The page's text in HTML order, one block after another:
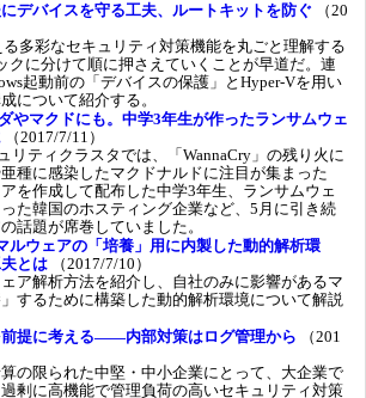
デバイスを守る工夫、ルートキットを防ぐ （20
る多彩なセキュリティ対策機能を丸ごと理解する
クに分けて順に押さえていくことが早道だ。連
起動前の「デバイスの保護」とHyper-Vを用い
について紹介する。
やマクドにも。中学3年生が作ったランサムウェ
（2017/7/11）
リティクラスタでは、「WannaCry」の残り火に
種に感染したマクドナルドに注目が集まった
を作成して配布した中学3年生、ランサムウェ
た韓国のホスティング企業など、5月に引き続
話題が席巻していました。
ルウェアの「培養」用に内製した動的解析環
とは （2017/7/10）
ア解析方法を紹介し、自社のみに影響があるマ
するために構築した動的解析環境について解説
提に考える――内部対策はログ管理から （201
の限られた中堅・中小企業にとって、大企業で
剰に高機能で管理負荷の高いセキュリティ対策